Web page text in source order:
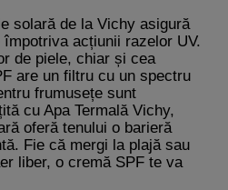
solară de la Vichy asigură
acțiunii razelor UV.
de piele, chiar și cea
are un filtru cu un spectru
frumusețe sunt
cu Apa Termală Vichy,
oferă tenului o barieră
Fie că mergi la plajă sau
liber, o cremă SPF te va